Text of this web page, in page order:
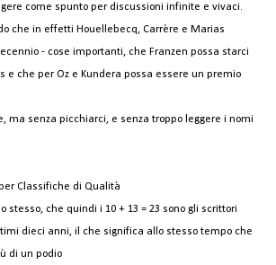
come spunto per discussioni infinite e vivaci.
che in effetti Houellebecq, Carrère e Marias
- cose importanti, che Franzen possa starci
e che per Oz e Kundera possa essere un premio
ma senza picchiarci, e senza troppo leggere i nomi
Classifiche di Qualità
stesso, che quindi i 10 + 13 = 23 sono gli scrittori
dieci anni, il che significa allo stesso tempo che
di un podio